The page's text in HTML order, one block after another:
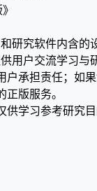
研究软件内含
用户交流学习
承担责任；
版服务。
学习参考研究